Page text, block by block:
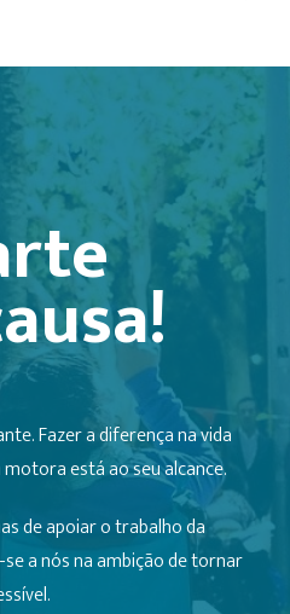
Fazer a diferença na vida
está ao seu alcance.
de apoiar o trabalho da
a nós na ambição de tornar